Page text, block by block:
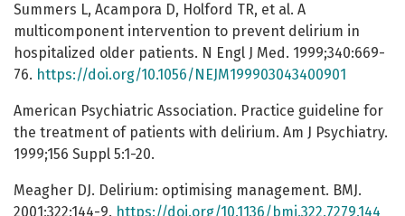
Summers L, Acampora D, Holford TR, et al. A
multicomponent intervention to prevent delirium in
hospitalized older patients. N Engl J Med. 1999;340:669-
76. https://doi.org/10.1056/NEJM199903043400901
American Psychiatric Association. Practice guideline for
the treatment of patients with delirium. Am J Psychiatry.
1999;156 Suppl 5:1-20.
Meagher DJ. Delirium: optimising management. BMJ.
2001;322:144-9. https://doi.org/10.1136/bmj.322.7279.144